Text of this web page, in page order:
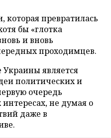
которая превратилась
бы «глотка
и вновь
проходимцев.
Украины является
политических и
очередь
интересах, не думая о
даже в